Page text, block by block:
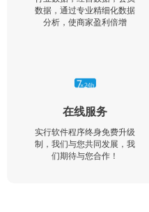
数据，通过专业精细化数据
分析，使商家盈利倍增
在线服务
实行软件程序终身免费升级
制，我们与您共同发展，我
们期待与您合作！